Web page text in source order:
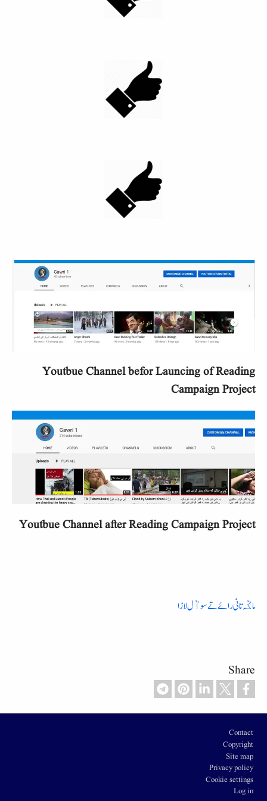
Youtbue Channel befor Launcing of Reading
Campaign Project
Youtbue Channel after Reading Campaign Project
ما کٞہ تانی رائے تے سواٞل لاڑا
Share
Footer
Contact
Copyright
Site map
Privacy policy
Cookie settings
Log in